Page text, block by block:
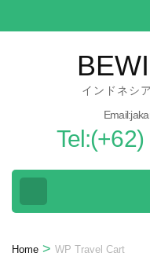
to
インドネシ
Home > WP Travel Cart